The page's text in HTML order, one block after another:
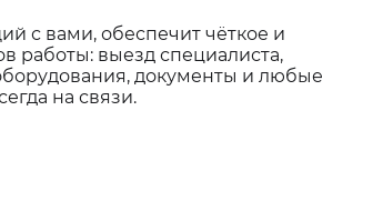
с вами, обеспечит чёткое и
работы: выезд специалиста,
документы и любые
на связи.